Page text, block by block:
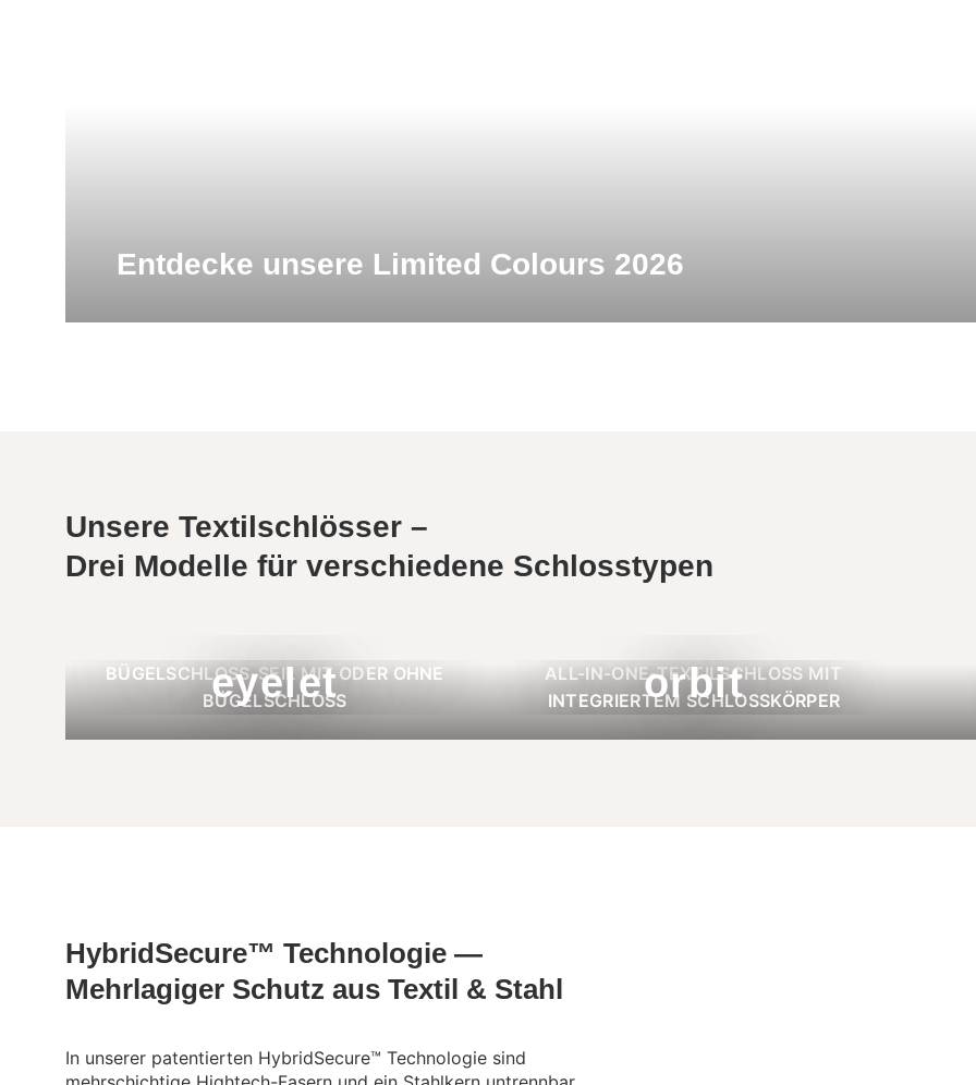
Entdecke unsere Limited Colours 2026
Unsere Textilschlösser –
Drei Modelle für verschiedene Schlosstypen
eyelet
BÜGELSCHLOSS-SEIL MIT ODER OHNE
BÜGELSCHLOSS
orbit
ALL-IN-ONE-TEXTILSCHLOSS MIT
INTEGRIERTEM SCHLOSSKÖRPER
HybridSecure™ Technologie —
Mehrlagiger Schutz aus Textil & Stahl
In unserer patentierten HybridSecure™ Technologie sind